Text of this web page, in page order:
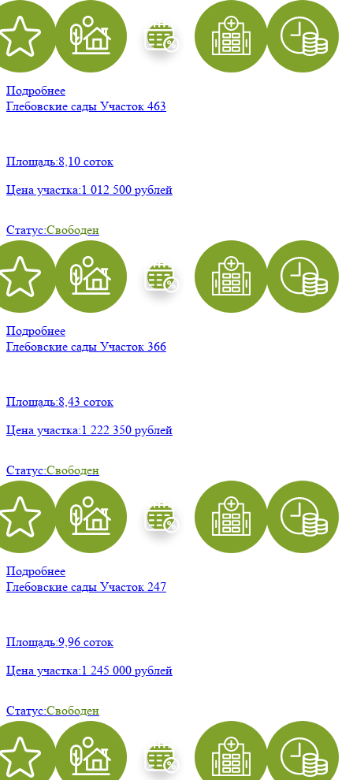
Подробнее
Глебовские сады Участок 463
Площадь:8,10 соток
Цена участка:1 012 500 рублей
Статус:Свободен
Подробнее
Глебовские сады Участок 366
Площадь:8,43 соток
Цена участка:1 222 350 рублей
Статус:Свободен
Подробнее
Глебовские сады Участок 247
Площадь:9,96 соток
Цена участка:1 245 000 рублей
Статус:Свободен